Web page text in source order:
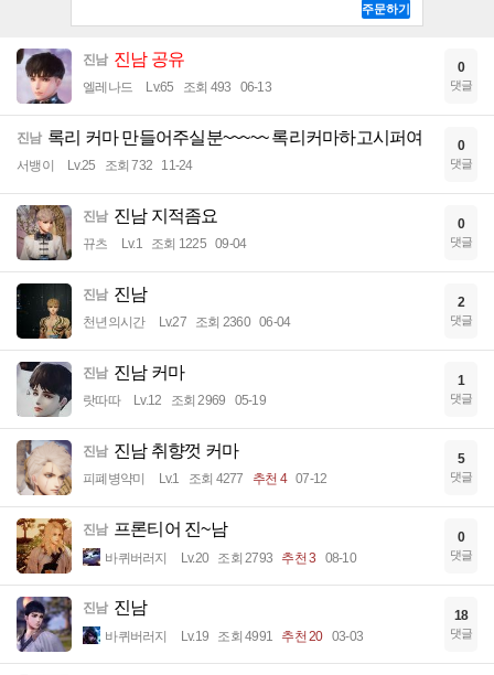
진남 진남 공유
엘레나드 Lv.65 조회 493 06-13
0
댓글
진남 록리 커마 만들어주실분~~~~~ 록리커마하고시퍼여
서뱅이 Lv.25 조회 732 11-24
0
댓글
진남 진남 지적좀요
뀨츠 Lv.1 조회 1225 09-04
0
댓글
진남 진남
천년의시간 Lv.27 조회 2360 06-04
2
댓글
진남 진남 커마
랏따따 Lv.12 조회 2969 05-19
1
댓글
진남 진남 취향껏 커마
피폐병약미 Lv.1 조회 4277 추천 4 07-12
5
댓글
진남 프론티어 진~남
바퀴버러지 Lv.20 조회 2793 추천 3 08-10
0
댓글
진남 진남
바퀴버러지 Lv.19 조회 4991 추천 20 03-03
18
댓글